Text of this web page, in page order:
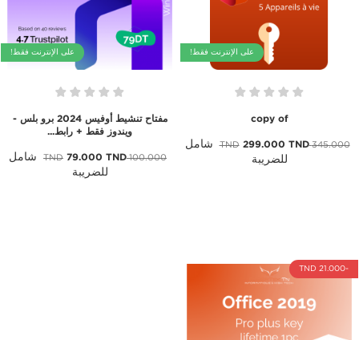
على الإنترنت فقط!
copy of
345.000 TND
299.000 TND
شامل
للضريبة
على الإنترنت فقط!
مفتاح تنشيط أوفيس 2024 برو بلس -
ويندوز فقط + رابط...
100.000 TND
79.000 TND
شامل
للضريبة
-21.000 TND